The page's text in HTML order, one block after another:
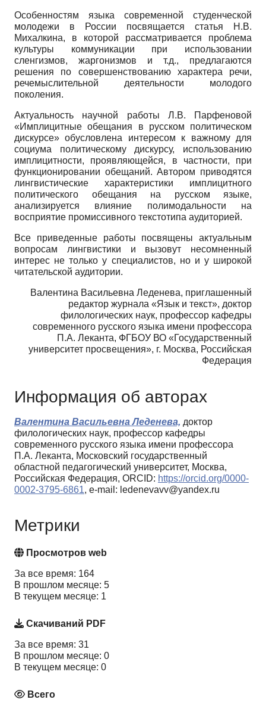
Особенностям языка современной студенческой
молодежи в России посвящается статья Н.В.
Михалкина, в которой рассматривается проблема
культуры коммуникации при использовании
сленгизмов, жаргонизмов и т.д., предлагаются
решения по совершенствованию характера речи,
речемыслительной деятельности молодого
поколения.
Актуальность научной работы Л.В. Парфеновой
«Имплицитные обещания в русском политическом
дискурсе» обусловлена интересом к важному для
социума политическому дискурсу, использованию
имплицитности, проявляющейся, в частности, при
функционировании обещаний. Автором приводятся
лингвистические характеристики имплицитного
политического обещания на русском языке,
анализируется влияние полимодальности на
восприятие промиссивного текстотипа аудиторией.
Все приведенные работы посвящены актуальным
вопросам лингвистики и вызовут несомненный
интерес не только у специалистов, но и у широкой
читательской аудитории.
Валентина Васильевна Леденева, приглашенный
редактор журнала «Язык и текст», доктор
филологических наук, профессор кафедры
современного русского языка имени профессора
П.А. Леканта, ФГБОУ ВО «Государственный
университет просвещения», г. Москва, Российская
Федерация
Информация об авторах
Валентина Васильевна Леденева, доктор
филологических наук, профессор кафедры
современного русского языка имени профессора
П.А. Леканта, Московский государственный
областной педагогический университет, Москва,
Российская Федерация, ORCID: https://orcid.org/0000-
0002-3795-6861, e-mail: ledenevavv@yandex.ru
Метрики
Просмотров web
За все время: 164
В прошлом месяце: 5
В текущем месяце: 1
Скачиваний PDF
За все время: 31
В прошлом месяце: 0
В текущем месяце: 0
Всего